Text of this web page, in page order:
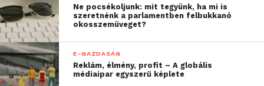
amely segít időt megtakarítani, és
megkíméli a felhasználókat, attól, hogy
váltogatniuk kelljen a Galaxy Note10 és
a számítógépük között.
Ne pocsékoljunk: mit tegyünk, ha mi is
szeretnénk a parlamentben felbukkanó
okosszemüveget?
E-GAZDASÁG
Reklám, élmény, profit – A globális
médiaipar egyszerű képlete